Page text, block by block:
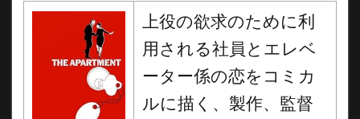
上役の欲求のために利
用される社員とエレベ
ーター係の恋をコミカ
ルに描く、製作、監督